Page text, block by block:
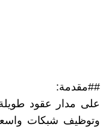
##مقدمة:
على مدار عقود
وتوظيف شبكات